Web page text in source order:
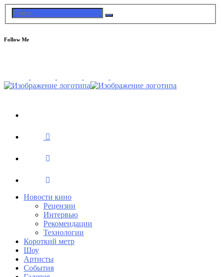
Follow Me
Новости кино
Рецензии
Интервью
Рекомендации
Технологии
Короткий метр
Шоу
Артисты
События